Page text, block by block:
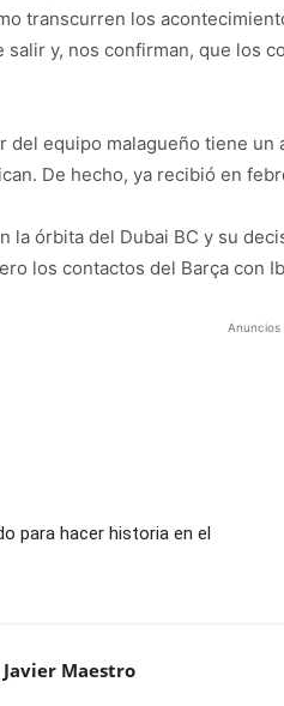
transcurren los
salir y, nos confirman, que los
del equipo malagueño tiene
De hecho, ya recibió en
la órbita del Dubai BC y su
los contactos del Barça con
Anuncios
para hacer historia en el
Javier Maestro